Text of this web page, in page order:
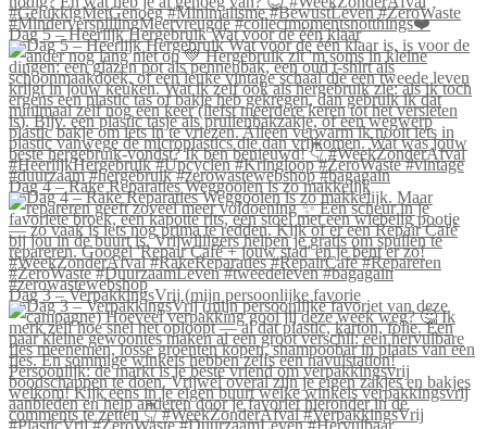
Dag 5 – Heerlijk Hergebruik Wat voor de één klaar
Dag 4 – Rake Reparaties Weggooien is zo makkelijk
Dag 3 – VerpakkingsVrij (mijn persoonlijke favorie